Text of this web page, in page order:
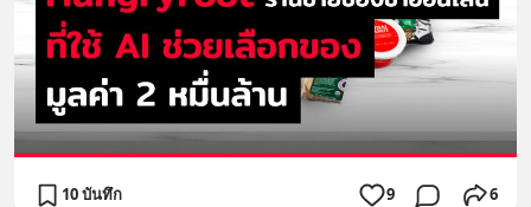
10 บันทึก 9 6